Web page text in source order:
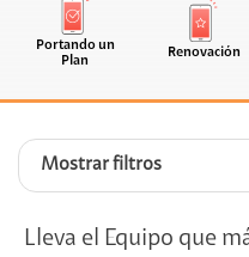
Portando un
Plan
Renovación
Mostrar filtros
Lleva el Equipo que